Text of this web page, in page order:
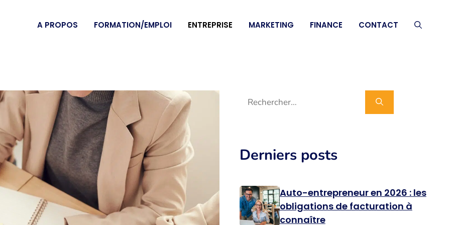
A PROPOS FORMATION/EMPLOI ENTREPRISE MARKETING FINANCE CONTACT
Rechercher :
Derniers posts
Auto-entrepreneur en 2026 : les
obligations de facturation à
connaître